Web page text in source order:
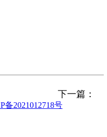
下一篇：
备2021012718号